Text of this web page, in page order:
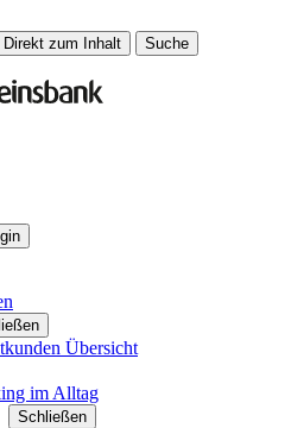
Direkt zum Inhalt Suche
Übersicht
im Alltag
Schließen